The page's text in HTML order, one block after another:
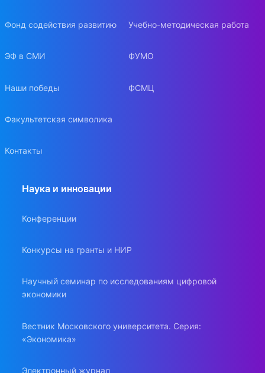
Фонд содействия развитию
ЭФ в СМИ
Наши победы
Факультетская символика
Контакты
Учебно-методическая работа
ФУМО
ФСМЦ
Наука и инновации
Конференции
Конкурсы на гранты и НИР
Научный семинар по исследованиям цифровой
экономики
Вестник Московского университета. Серия:
«Экономика»
Электронный журнал